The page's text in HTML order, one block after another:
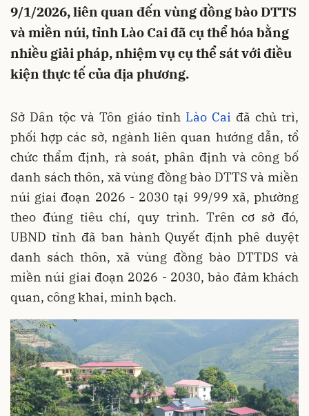
9/1/2026, liên quan đến vùng đồng bào DTTS
và miền núi, tỉnh Lào Cai đã cụ thể hóa bằng
nhiều giải pháp, nhiệm vụ cụ thể sát với điều
kiện thực tế của địa phương.
Sở Dân tộc và Tôn giáo tỉnh Lào Cai đã chủ trì,
phối hợp các sở, ngành liên quan hướng dẫn, tổ
chức thẩm định, rà soát, phân định và công bố
danh sách thôn, xã vùng đồng bào DTTS và miền
núi giai đoạn 2026 - 2030 tại 99/99 xã, phường
theo đúng tiêu chí, quy trình. Trên cơ sở đó,
UBND tỉnh đã ban hành Quyết định phê duyệt
danh sách thôn, xã vùng đồng bào DTTDS và
miền núi giai đoạn 2026 - 2030, bảo đảm khách
quan, công khai, minh bạch.